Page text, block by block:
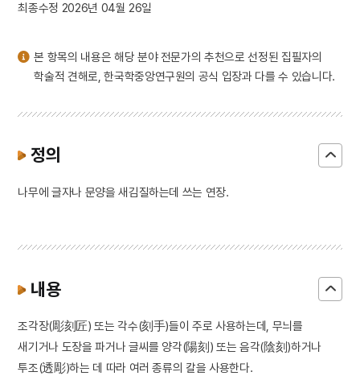
7 서희
9 광해군
최종수정 2026년 04월 26일
본 항목의 내용은 해당 분야 전문가의 추천으로 선정된 집필자의
학술적 견해로, 한국학중앙연구원의 공식 입장과 다를 수 있습니다.
정의
나무에 글자나 문양을 새김질하는데 쓰는 연장.
내용
조각장(彫刻匠) 또는 각수(刻手)들이 주로 사용하는데, 무늬를
새기거나 도장을 파거나 글씨를 양각(陽刻) 또는 음각(陰刻)하거나
투조(透彫)하는 데 따라 여러 종류의 칼을 사용한다.